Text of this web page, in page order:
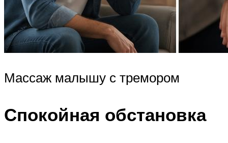
Массаж малышу с тремором
Спокойная обстановка